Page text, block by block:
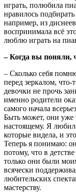
играть, полюбила
нравилось
например, из
воспринимала всё
люблю играть на
– Когда вы поняли,
– Сколько себя
перед зеркалом,
девочки не прочь
именно родители
самого начала
Быть может, они уже
настоящему. Я
которые видела, и
Теперь я понимаю:
потому, что в
только они были
всячески
любительских
мастерству.